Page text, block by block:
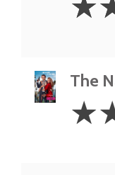
Stars
The
2.5
Stars
☆